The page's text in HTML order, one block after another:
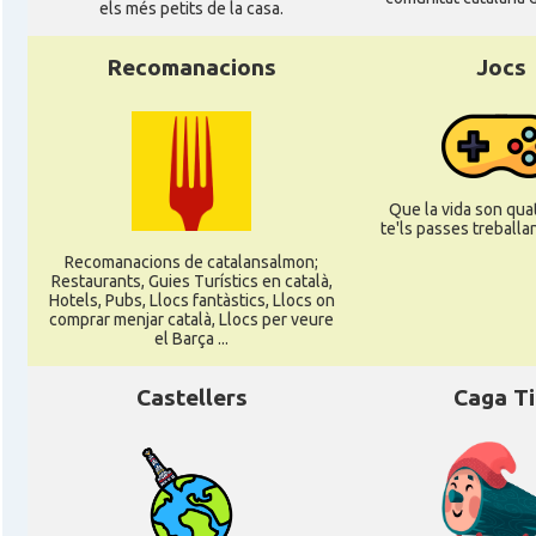
CAMON Catalans a NURNBERG
Catalans a OLDENBURG
Catalans a ROSTOCK
CAMON Catalans a Stuttgart
CAMON CATALANS A TÜBINGEN
Associació Catalana d'Essen E.V. /
Verein Essen E.V.
els més petits de la casa.
Recomanacions
Recomanacions de catalansalmon;
Restaurants, Guies Turístics en català,
Hotels, Pubs, Llocs fantàstics, Llocs on
comprar menjar català, Llocs per veure
el Barça ...
Jocs
Que la vida son
te'ls passes
Castellers Caga